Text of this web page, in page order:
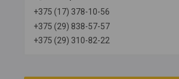
+375 (17) 378-10-56
+375 (29) 838-57-57
+375 (29) 310-82-22